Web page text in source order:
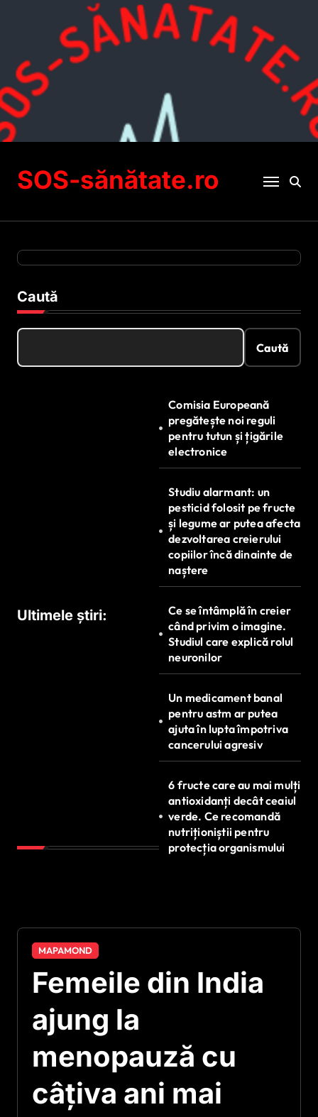
SOS-sănătate.ro
Caută
Caută
Ultimele știri:
Comisia Europeană
pregătește noi reguli
pentru tutun și țigările
electronice
Studiu alarmant: un
pesticid folosit pe fructe
și legume ar putea afecta
dezvoltarea creierului
copiilor încă dinainte de
naștere
Ce se întâmplă în creier
când privim o imagine.
Studiul care explică rolul
neuronilor
Un medicament banal
pentru astm ar putea
ajuta în lupta împotriva
cancerului agresiv
6 fructe care au mai mulți
antioxidanți decât ceaiul
verde. Ce recomandă
nutriționiștii pentru
protecția organismului
MAPAMOND
Femeile din India
ajung la
menopauză cu
câțiva ani mai